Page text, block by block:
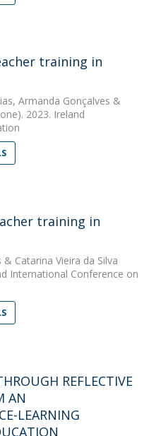
training in
, Armanda Gonçalves &
2023. Ireland
training in
& Catarina Vieira da Silva
International Conference on
REFLECTIVE
AN
LEARNING